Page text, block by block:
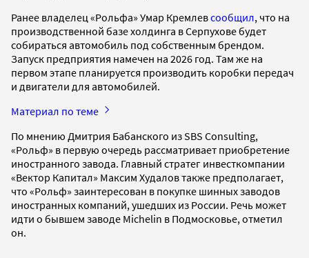
Ранее владелец «Рольфа» Умар Кремлевсообщил, что на
производственной базе холдинга в Серпухове будет
собираться автомобиль под собственным брендом.
Запуск предприятия намечен на 2026 год. Там же на
первом этапе планируется производить коробки передач
и двигатели для автомобилей.
Материал по теме
По мнению Дмитрия Бабанского из SBS Consulting,
«Рольф» в первую очередь рассматривает приобретение
иностранного завода. Главный стратег инвесткомпании
«Вектор Капитал» Максим Худалов также предполагает,
что «Рольф» заинтересован в покупке шинных заводов
иностранных компаний, ушедших из России. Речь может
идти о бывшем заводе Michelin в Подмосковье, отметил
он.